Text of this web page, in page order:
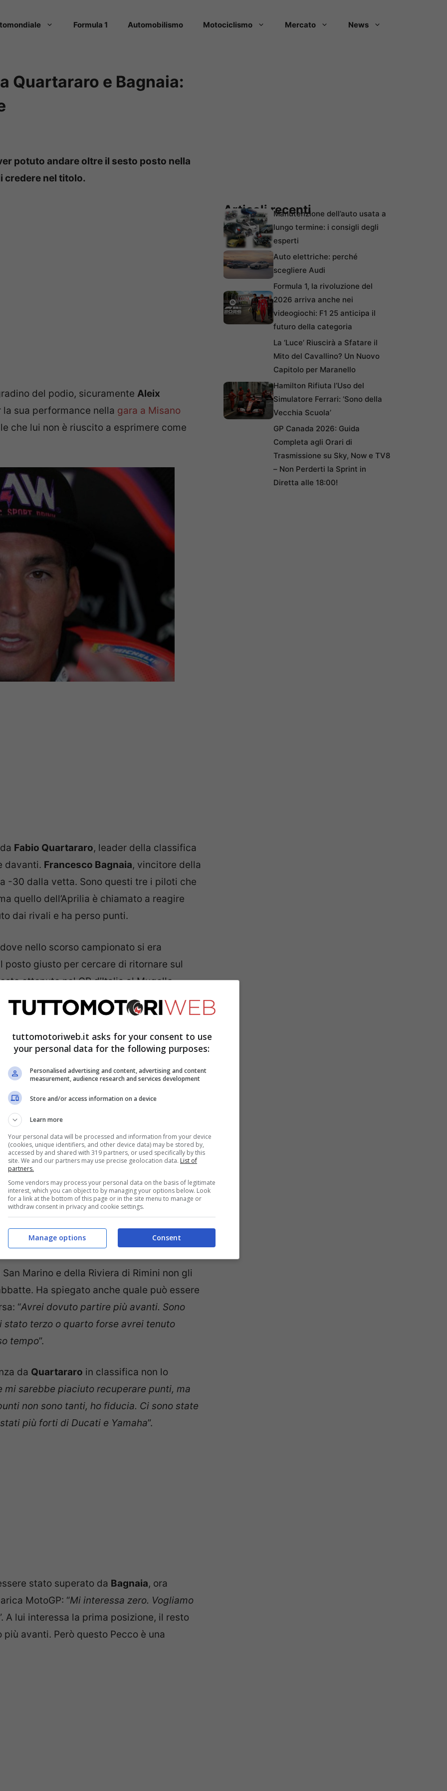
Formula 1 Automobilismo Motociclismo Mercato News
Quartararo e Bagnaia:
potuto andare oltre il sesto posto nella
credere nel titolo.
del podio, sicuramente Aleix
sua performance nella gara a Misano
che lui non è riuscito a esprimere come
Fabio Quartararo, leader della classifica
davanti. Francesco Bagnaia, vincitore della
-30 dalla vetta. Sono questi tre i piloti che
quello dell’Aprilia è chiamato a reagire
dai rivali e ha perso punti.
nello scorso campionato si era
giusto per cercare di ritornare sul
ottenuto nel GP d’Italia al Mugello.
di Aleix Espargarò
di Misano: “
–è che non sono stato competitivo
Fabio. Non sono stato al livello di
che Austria e Misano mi preoccupavano
restare positivo
Marino e della Riviera di Rimini non gli
Ha spiegato anche quale può essere
“Avrei dovuto partire più avanti. Sono
terzo o quarto forse avrei tenuto
tempo”.
da Quartararo in classifica non lo
mi sarebbe piaciuto recuperare punti, ma
non sono tanti, ho fiducia. Ci sono state
più forti di Ducati e Yamaha”.
stato superato da Bagnaia, ora
MotoGP: “Mi interessa zero. Vogliamo
A lui interessa la prima posizione, il resto
avanti. Però questo Pecco è una
Articoli recentiManutenzione dell’auto usata a
lungo termine: i consigli degli
esperti
Auto elettriche: perché
scegliere Audi
Formula 1, la rivoluzione del
2026 arriva anche nei
videogiochi: F1 25 anticipa il
futuro della categoria
La ‘Luce’ Riuscirà a Sfatare il
Mito del Cavallino? Un Nuovo
Capitolo per Maranello
Hamilton Rifiuta l’Uso del
Simulatore Ferrari: ‘Sono della
Vecchia Scuola’
GP Canada 2026: Guida
Completa agli Orari di
Trasmissione su Sky, Now e TV8
– Non Perderti la Sprint in
Diretta alle 18:00!
tuttomotoriweb.it asks for your consent to use
your personal data for the following purposes:
Personalised advertising and content, advertising and content
measurement, audience research and services development
Store and/or access information on a device
Learn more
Your personal data will be processed and information from your device
(cookies, unique identifiers, and other device data) may be stored by,
accessed by and shared with 319 partners, or used specifically by this
site. We and our partners may use precise geolocation data. List of
partners.
Some vendors may process your personal data on the basis of legitimate
interest, which you can object to by managing your options below. Look
for a link at the bottom of this page or in the site menu to manage or
withdraw consent in privacy and cookie settings.
Consent
Manage options